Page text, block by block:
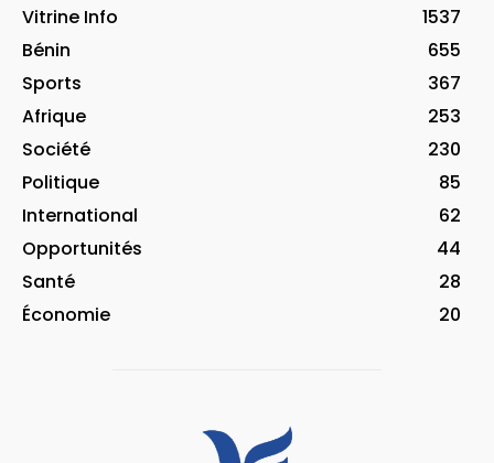
Vitrine Info
1537
Bénin
655
Sports
367
Afrique
253
Société
230
Politique
85
International
62
Opportunités
44
Santé
28
Économie
20